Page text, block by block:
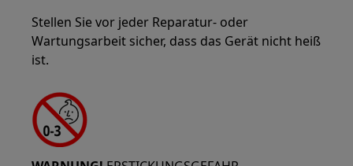
Stellen Sie vor jeder Reparatur- oder
Wartungsarbeit sicher, dass das Gerät nicht heiß
ist.